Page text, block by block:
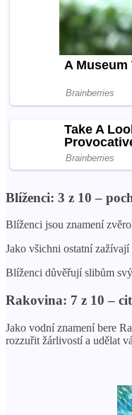
Blíženci: 3 z 10 –
Blíženci jsou znamení
Jako všichni ostatní
Blíženci důvěřují slibům
Rakovina: 7 z 10 –
Jako vodní znamení bere
rozzuřit žárlivostí a udělat